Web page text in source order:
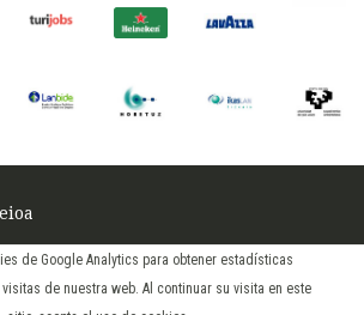
de Google Analytics para obtener estadísticas
de nuestra web. Al continuar su visita en este